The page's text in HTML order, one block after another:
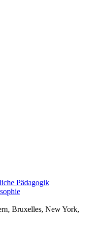
Pädagogik
Bruxelles, New York,